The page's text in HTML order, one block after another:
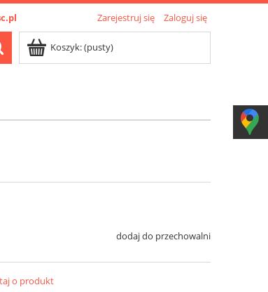
Zarejestruj się Zaloguj się
Koszyk:(pusty)
dodaj do przechowalni
o produkt